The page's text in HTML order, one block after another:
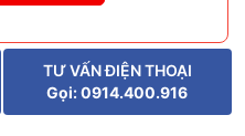
TƯ VẤN ĐIỆN THOẠI
Gọi: 0914.400.916